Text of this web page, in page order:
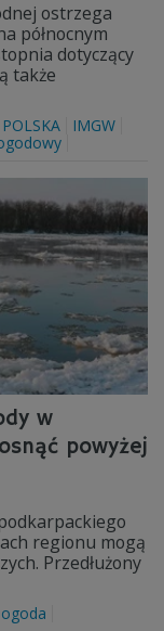
ostrzega
północnym
dotyczący
także
POLSKA
IMGW
w
powyżej
regionu mogą
Przedłużony